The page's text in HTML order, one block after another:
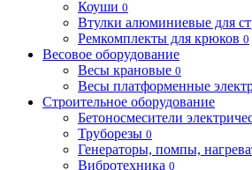
Коуши 0
Втулки алюминиевые для
Ремкомплекты для крюков 0
Весовое оборудование
Весы крановые 0
Весы платформенные
Строительное оборудование
Бетоносмесители
Труборезы 0
Генераторы, помпы,
Вибротехника 0